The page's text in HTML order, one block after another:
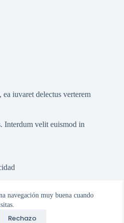
navegación muy buena cuando
Rechazo
iuvaret delectus verterem
Interdum velit euismod in